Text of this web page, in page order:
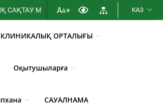
МЕМЛЕКЕТТІК
AA+ КАЗ
ОРТАЛЫҒЫ
Оқытушыларға
САУАЛНАМА